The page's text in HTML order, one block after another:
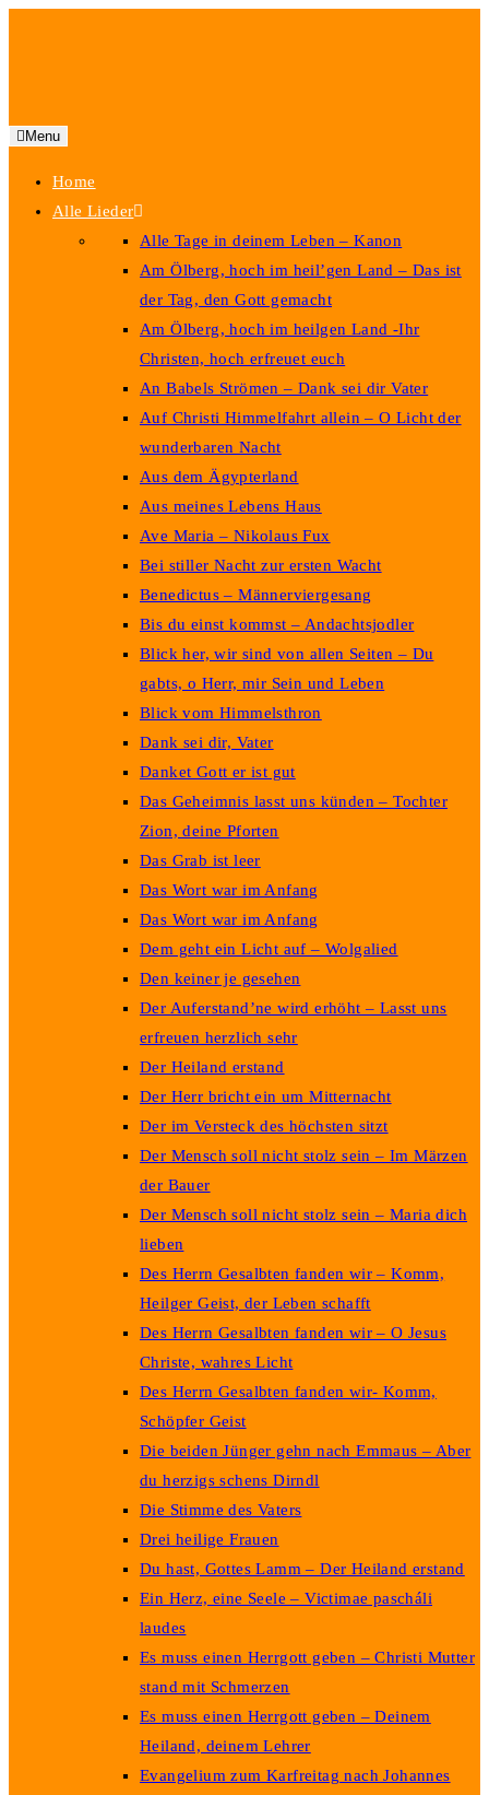
Menu
Home
Alle Lieder
Alle Tage in deinem Leben – Kanon
Am Ölberg, hoch im heil’gen Land – Das ist
der Tag, den Gott gemacht
Am Ölberg, hoch im heilgen Land -Ihr
Christen, hoch erfreuet euch
An Babels Strömen – Dank sei dir Vater
Auf Christi Himmelfahrt allein – O Licht der
wunderbaren Nacht
Aus dem Ägypterland
Aus meines Lebens Haus
Ave Maria – Nikolaus Fux
Bei stiller Nacht zur ersten Wacht
Benedictus – Männerviergesang
Bis du einst kommst – Andachtsjodler
Blick her, wir sind von allen Seiten – Du
gabts, o Herr, mir Sein und Leben
Blick vom Himmelsthron
Dank sei dir, Vater
Danket Gott er ist gut
Das Geheimnis lasst uns künden – Tochter
Zion, deine Pforten
Das Grab ist leer
Das Wort war im Anfang
Das Wort war im Anfang
Dem geht ein Licht auf – Wolgalied
Den keiner je gesehen
Der Auferstand’ne wird erhöht – Lasst uns
erfreuen herzlich sehr
Der Heiland erstand
Der Herr bricht ein um Mitternacht
Der im Versteck des höchsten sitzt
Der Mensch soll nicht stolz sein – Im Märzen
der Bauer
Der Mensch soll nicht stolz sein – Maria dich
lieben
Des Herrn Gesalbten fanden wir – Komm,
Heilger Geist, der Leben schafft
Des Herrn Gesalbten fanden wir – O Jesus
Christe, wahres Licht
Des Herrn Gesalbten fanden wir- Komm,
Schöpfer Geist
Die beiden Jünger gehn nach Emmaus – Aber
du herzigs schens Dirndl
Die Stimme des Vaters
Drei heilige Frauen
Du hast, Gottes Lamm – Der Heiland erstand
Ein Herz, eine Seele – Victimae pascháli
laudes
Es muss einen Herrgott geben – Christi Mutter
stand mit Schmerzen
Es muss einen Herrgott geben – Deinem
Heiland, deinem Lehrer
Evangelium zum Karfreitag nach Johannes